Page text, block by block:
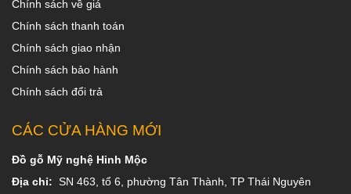
Chính sách về giá
Chính sách thanh toán
Chính sách giao nhận
Chính sách bảo hành
Chính sách đổi trả
CÁC CỬA HÀNG MỚI
Đồ gỗ Mỹ nghệ Hinh Mộc
Địa chỉ: SN 463, tổ 6, phường Tân Thành, TP Thái Nguyên